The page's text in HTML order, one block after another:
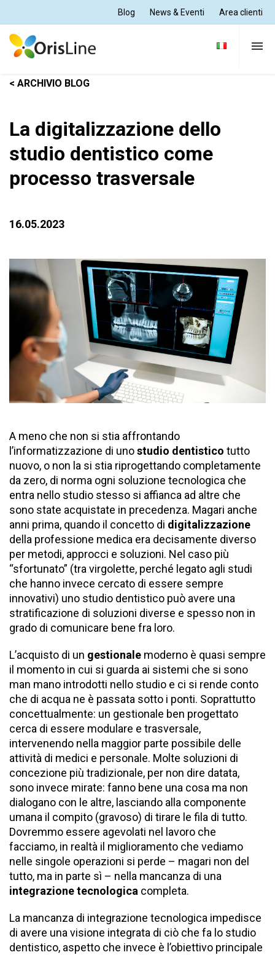
Blog News & Eventi Area clienti
Per Dentisti
Per Odontotecnici
Tutte le soluzioni
Supporto e formazione
Chi siamo
< ARCHIVIO BLOG
La digitalizzazione dello
studio dentistico come
processo trasversale
16.05.2023
A meno che non si stia affrontando
l’informatizzazione di unostudio dentistico tutto
nuovo, o non la si stia riprogettando completamente
da zero, di norma ogni soluzione tecnologica che
entra nello studio stesso si affianca ad altre che
sono state acquistate in precedenza. Magari anche
anni prima, quando il concetto di digitalizzazione
della professione medica era decisamente diverso
per metodi, approcci e soluzioni. Nel caso più
“sfortunato” (tra virgolette, perché legato agli studi
che hanno invece cercato di essere sempre
innovativi) uno studio dentistico può avere una
stratificazione di soluzioni diverse e spesso non in
grado di comunicare bene fra loro.
L’acquisto di un gestionale moderno è quasi sempre
il momento in cui si guarda ai sistemi che si sono
man mano introdotti nello studio e ci si rende conto
che di acqua ne è passata sotto i ponti. Soprattutto
concettualmente: un gestionale ben progettato
cerca di essere modulare e trasversale,
intervenendo nella maggior parte possibile delle
attività di medici e personale. Molte soluzioni di
concezione più tradizionale, per non dire datata,
sono invece mirate: fanno bene una cosa ma non
dialogano con le altre, lasciando alla componente
umana il compito (gravoso) di tirare le fila di tutto.
Dovremmo essere agevolati nel lavoro che
facciamo, in realtà il miglioramento che vediamo
nelle singole operazioni si perde – magari non del
tutto, ma in parte sì – nella mancanza di una
integrazione tecnologica completa.
La mancanza di integrazione tecnologica impedisce
di avere una visione integrata di ciò che fa lo studio
dentistico, aspetto che invece è l’obiettivo principale